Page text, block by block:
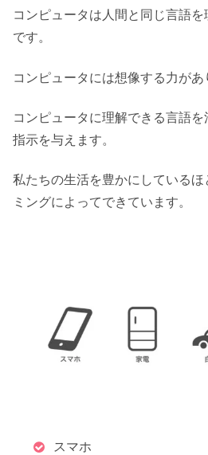
コンピュータは人間と同じ言語
です。
コンピュータには想像する力があ
コンピュータに理解できる言語
指示を与えます。
私たちの生活を豊かにしている
ミングによってできています。
スマホ